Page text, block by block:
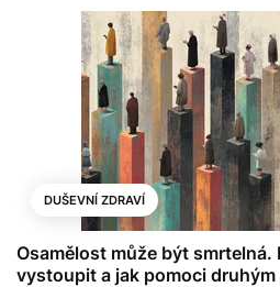
DUŠEVNÍ ZDRAVÍ
Osamělost může být smrtelná.
vystoupit a jak pomoci druhým